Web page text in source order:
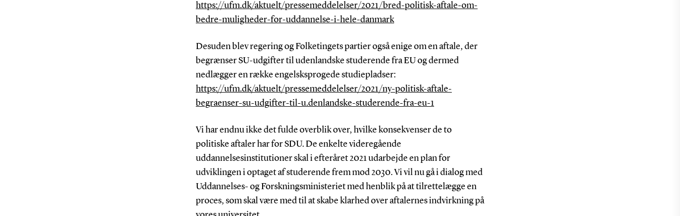
https://ufm.dk/aktuelt/pressemeddelelser/2021/bred-politisk-aftale-om-
bedre-muligheder-for-uddannelse-i-hele-danmark
Desuden blev regering og Folketingets partier også enige om en aftale, der
begrænser SU-udgifter til udenlandske studerende fra EU og dermed
nedlægger en række engelsksprogede studiepladser:
https://ufm.dk/aktuelt/pressemeddelelser/2021/ny-politisk-aftale-
begraenser-su-udgifter-til-u.denlandske-studerende-fra-eu-1
Vi har endnu ikke det fulde overblik over, hvilke konsekvenser de to
politiske aftaler har for SDU. De enkelte videregående
uddannelsesinstitutioner skal i efteråret 2021 udarbejde en plan for
udviklingen i optaget af studerende frem mod 2030. Vi vil nu gå i dialog med
Uddannelses- og Forskningsministeriet med henblik på at tilrettelægge en
proces, som skal være med til at skabe klarhed over aftalernes indvirkning på